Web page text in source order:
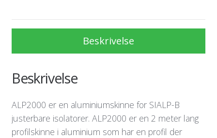
Beskrivelse
Beskrivelse
ALP2000 er en aluminiumskinne for SIALP-B
justerbare isolatorer. ALP2000 er en 2 meter lang
profilskinne i aluminium som har en profil der